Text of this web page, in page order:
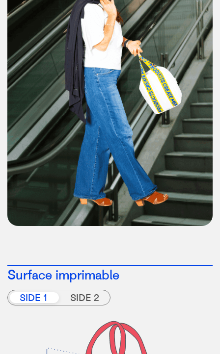
Surface imprimable
SIDE 1 SIDE 2